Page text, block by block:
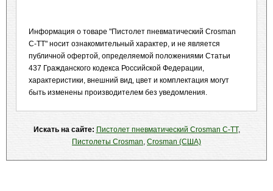
Информация о товаре "Пистолет пневматический Crosman
C-TT" носит ознакомительный характер, и не является
публичной офертой, определяемой положениями Статьи
437 Гражданского кодекса Российской Федерации,
характеристики, внешний вид, цвет и комплектация могут
быть изменены производителем без уведомления.
Искать на сайте: Пистолет пневматический Crosman C-TT,
Пистолеты Crosman, Crosman (США)